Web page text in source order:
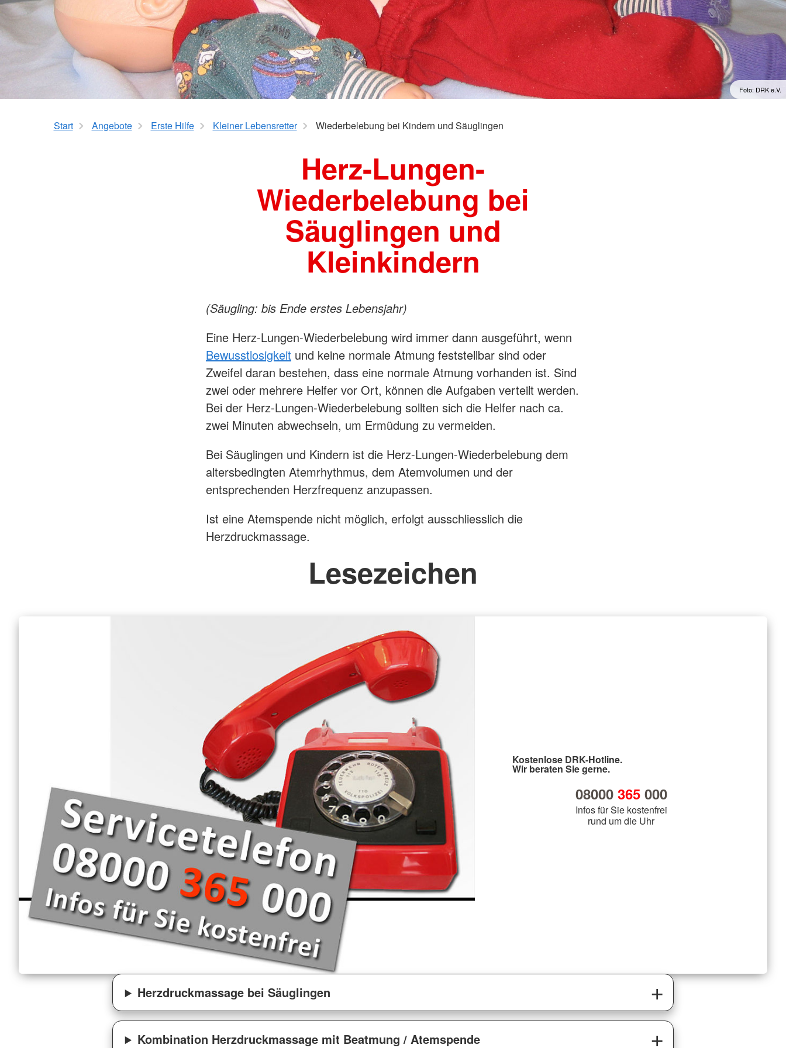
Foto: DRK e.V.
Start Angebote Erste Hilfe Kleiner Lebensretter Wiederbelebung bei Kindern und Säuglingen
Herz-Lungen-
Wiederbelebung bei
Säuglingen und
Kleinkindern
(Säugling: bis Ende erstes Lebensjahr)
Eine Herz-Lungen-Wiederbelebung wird immer dann ausgeführt, wenn
Bewusstlosigkeit und keine normale Atmung feststellbar sind oder
Zweifel daran bestehen, dass eine normale Atmung vorhanden ist. Sind
zwei oder mehrere Helfer vor Ort, können die Aufgaben verteilt werden.
Bei der Herz-Lungen-Wiederbelebung sollten sich die Helfer nach ca.
zwei Minuten abwechseln, um Ermüdung zu vermeiden.
Bei Säuglingen und Kindern ist die Herz-Lungen-Wiederbelebung dem
altersbedingten Atemrhythmus, dem Atemvolumen und der
entsprechenden Herzfrequenz anzupassen.
Ist eine Atemspende nicht möglich, erfolgt ausschliesslich die
Herzdruckmassage.
Lesezeichen
Kostenlose DRK-Hotline.
Wir beraten Sie gerne.
08000 365000
Infos für Sie kostenfrei
rund um die Uhr
Herzdruckmassage bei Säuglingen
Kombination Herzdruckmassage mit Beatmung / Atemspende